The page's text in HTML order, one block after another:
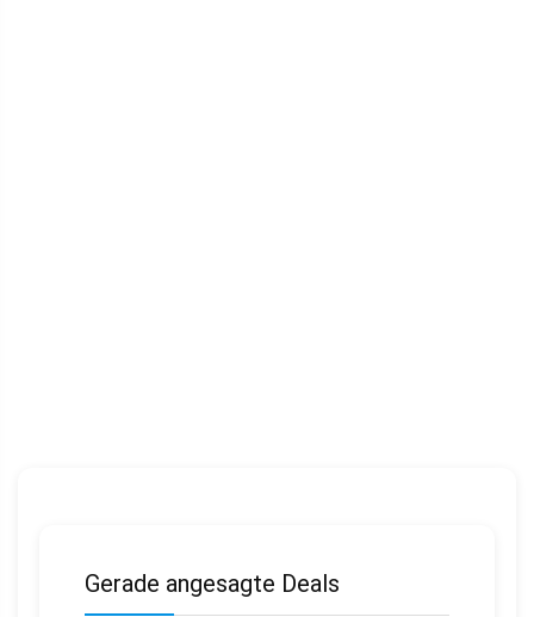
Gerade angesagte Deals